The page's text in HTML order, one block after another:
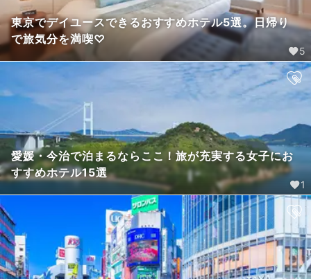
東京でデイユースできるおすすめホテル5選。日帰り
で旅気分を満喫♡
5
愛媛・今治で泊まるならここ！旅が充実する女子にお
すすめホテル15選
1